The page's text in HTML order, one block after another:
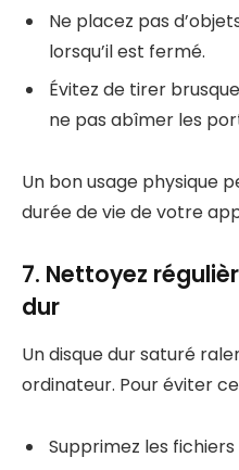
Ne placez pas
lorsqu’il est fermé.
Évitez de tirer
ne pas abîmer les
Un bon usage physique
durée de vie de votre
7. Nettoyez
dur
Un disque dur saturé
ordinateur. Pour éviter
Supprimez les